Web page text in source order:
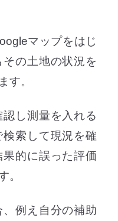
マップをはじ
の土地の状況を
す。
し測量を入れる
索して現況を確
的に誤った評価
。
例え自分の補助